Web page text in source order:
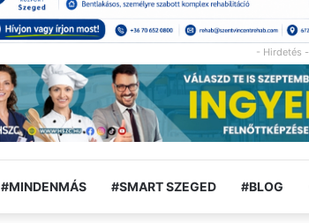
- Hirdetés -
#MINDENMÁS #SMART SZEGED #BLOG